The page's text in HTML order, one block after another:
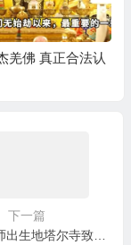
羌佛 真正合法认
下一篇
宗喀巴大师出生地塔尔寺致函恭贺南无第三世多杰羌佛